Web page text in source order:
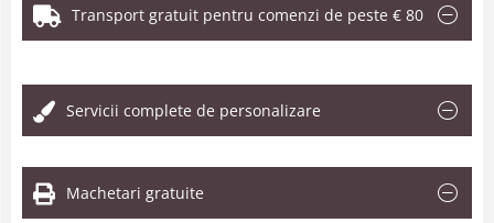
Transport gratuit pentru comenzi de peste € 80
Servicii complete de personalizare
Machetari gratuite